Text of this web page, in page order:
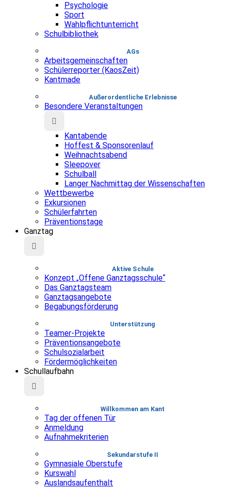
Psychologie
Sport
Wahlpflichtunterricht
Schulbibliothek
AGs
Arbeitsgemeinschaften
Schülerreporter (KaosZeit)
Kantmade
Au­ßer­or­dent­liche Erlebnisse
Besondere Veranstaltungen
Kantabende
Hoffest & Sponsorenlauf
Weihnachtsabend
Sleepover
Schulball
Langer Nachmittag der Wissenschaften
Wettbewerbe
Exkursionen
Schülerfahrten
Präventionstage
Ganztag
Aktive Schule
Konzept „Offene Ganztagsschule“
Das Ganztagsteam
Ganztagsangebote
Begabungsförderung
Unterstützung
Teamer-Projekte
Präventionsangebote
Schulsozialarbeit
Fördermöglichkeiten
Schullaufbahn
Willkommen am Kant
Tag der offenen Tür
Anmeldung
Aufnahmekriterien
Sekundarstufe II
Gymnasiale Oberstufe
Kurswahl
Auslandsaufenthalt